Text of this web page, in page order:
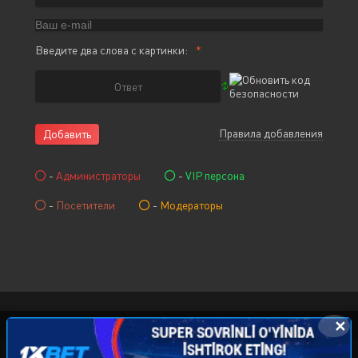
Введите два слова с картинки:
Добавить Правила добавления
- Администраторы - VIP персона
- Посетители - Модераторы
✕